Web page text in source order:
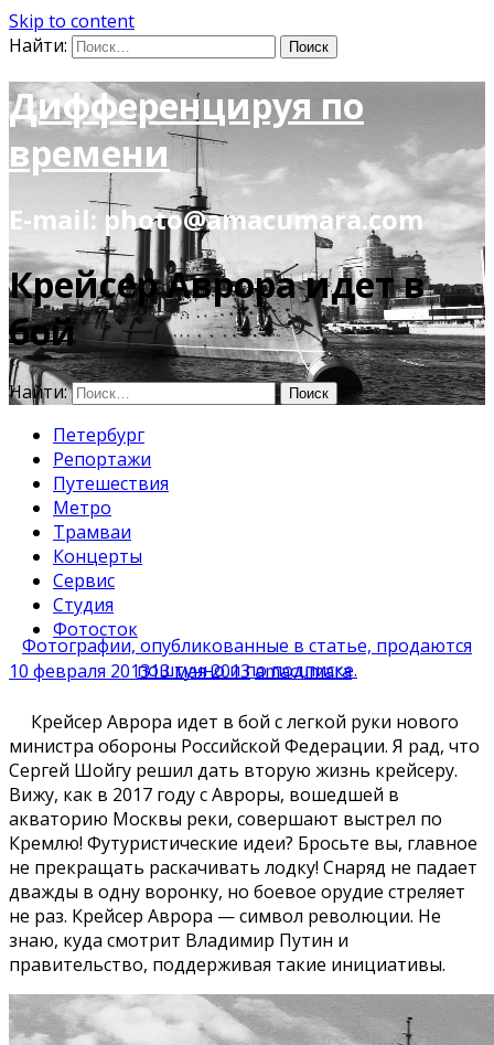
Skip to content
Найти:
Дифференцируя по
времени
E-mail: photo@amacumara.com
Крейсер Аврора идет в
бой
Найти:
Петербург
Репортажи
Путешествия
Метро
Трамваи
Концерты
Сервис
Студия
Фотосток
10 февраля 201313 мая 2013amacumara
Фотографии, опубликованные в статье, продаются
поштучно и по подписке.
Крейсер Аврора идет в бой с легкой руки нового
министра обороны Российской Федерации. Я рад, что
Сергей Шойгу решил дать вторую жизнь крейсеру.
Вижу, как в 2017 году с Авроры, вошедшей в
акваторию Москвы реки, совершают выстрел по
Кремлю! Футуристические идеи? Бросьте вы, главное
не прекращать раскачивать лодку! Снаряд не падает
дважды в одну воронку, но боевое орудие стреляет
не раз. Крейсер Аврора — символ революции. Не
знаю, куда смотрит Владимир Путин и
правительство, поддерживая такие инициативы.